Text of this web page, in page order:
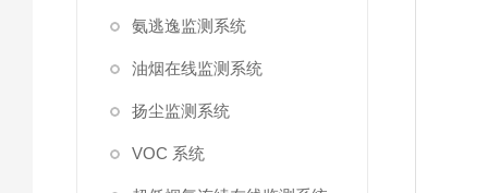
氨逃逸监测系统
油烟在线监测系统
扬尘监测系统
VOC 系统